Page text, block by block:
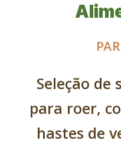
Seleção de
para roer,
hastes de